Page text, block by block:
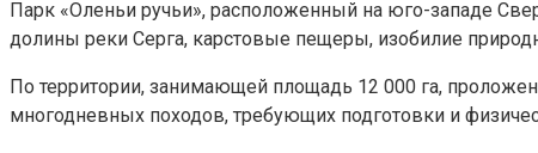
Парк «Оленьи ручьи», расположенный на юго-западе
долины реки Серга, карстовые пещеры, изобилие
По территории, занимающей площадь 12 000 га,
многодневных походов, требующих подготовки и